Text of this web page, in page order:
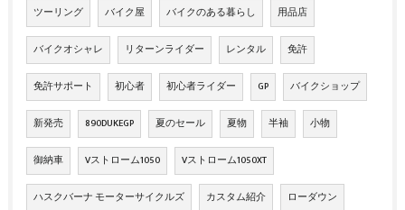
ツーリング バイク屋 バイクのある暮らし 用品店
バイクオシャレ リターンライダー レンタル 免許
免許サポート 初心者 初心者ライダー GP バイクショップ
新発売 890DUKEGP 夏のセール 夏物 半袖 小物
御納車 Vストローム1050 Vストローム1050XT
ハスクバーナ モーターサイクルズ カスタム紹介 ローダウン